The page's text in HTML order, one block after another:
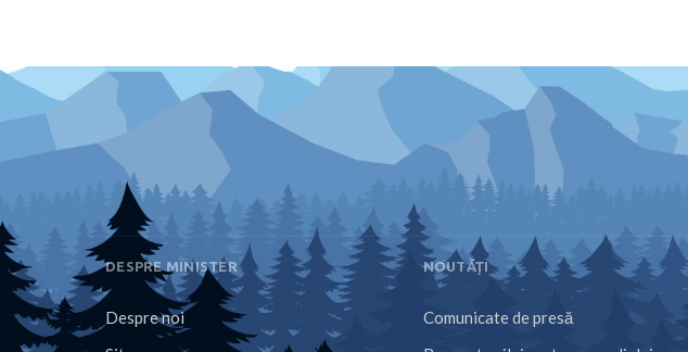
DESPRE MINISTER
Despre noi
NOUTĂȚI
Comunicate de presă